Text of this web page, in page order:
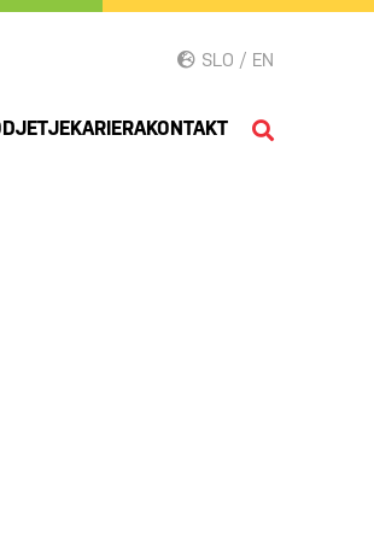
SLO / EN
KARIERAKONTAKT